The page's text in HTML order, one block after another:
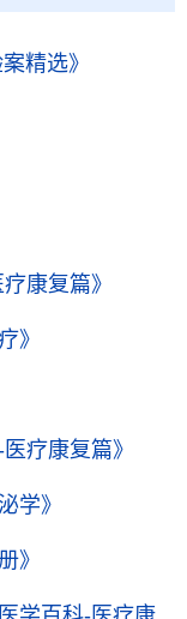
精选》
康复篇》
》
疗康复篇》
学》
》